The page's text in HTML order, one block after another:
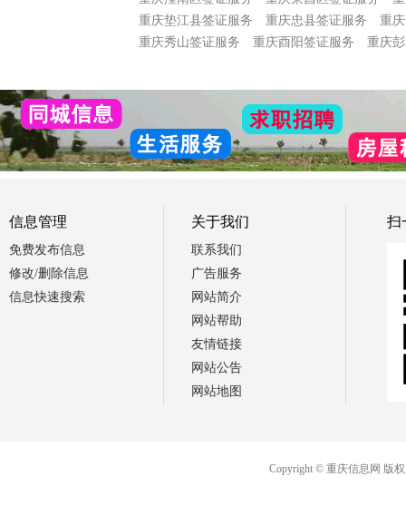
重庆垫江县签证服务
重庆忠县签证服务
重
重庆秀山签证服务
重庆酉阳签证服务 重庆
信息管理
免费发布信息
修改/删除信息
信息快速搜索
关于我们
联系我们
广告服务
网站简介
网站帮助
友情链接
网站公告
网站地图
扫
Copyright © 重庆信息网 版